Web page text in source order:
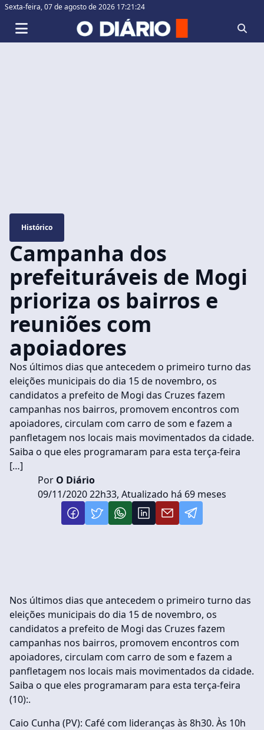
Sexta-feira,07 de agosto de 2026 17:21:25
Histórico
Campanha dos
prefeituráveis de Mogi
prioriza os bairros e
reuniões com
apoiadores
Nos últimos dias que antecedem o primeiro turno das
eleições municipais do dia 15 de novembro, os
candidatos a prefeito de Mogi das Cruzes fazem
campanhas nos bairros, promovem encontros com
apoiadores, circulam com carro de som e fazem a
panfletagem nos locais mais movimentados da cidade.
Saiba o que eles programaram para esta terça-feira
[…]
Por O Diário
09/11/2020 22h33, Atualizado há 69 meses
Nos últimos dias que antecedem o primeiro turno das
eleições municipais do dia 15 de novembro, os
candidatos a prefeito de Mogi das Cruzes fazem
campanhas nos bairros, promovem encontros com
apoiadores, circulam com carro de som e fazem a
panfletagem nos locais mais movimentados da cidade.
Saiba o que eles programaram para esta terça-feira
(10):.
Caio Cunha (PV): Café com lideranças às 8h30. Às 10h